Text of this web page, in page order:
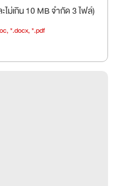
ม่เกิน 10 MB จำกัด 3 ไฟล์)
*.docx, *.pdf